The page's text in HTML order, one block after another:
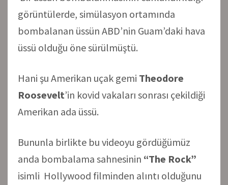
görüntülerde, simülasyon ortamında
bombalanan üssün ABD’nin Guam’daki hava
üssü olduğu öne sürülmüştü.
Hani şu Amerikan uçak gemi Theodore
Roosevelt’in kovid vakaları sonrası çekildiği
Amerikan ada üssü.
Bununla birlikte bu videoyu gördüğümüz
anda bombalama sahnesinin “The Rock”
isimli Hollywood filminden alıntı olduğunu